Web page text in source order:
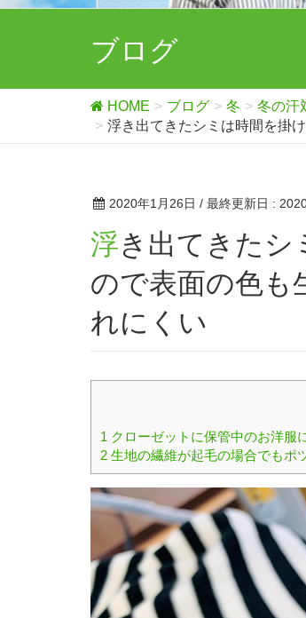
ブログ
HOME ブログ 冬
冬の汗
浮き出てきたシミは時間を掛
2020年1月26日 / 最終更新日 :
浮き出てきたシミは時間を掛けて劣化してきております
ので表面の色も
れにくい
1 クローゼットに保管中のお洋服
2 生地の繊維が起毛の場合でもポ